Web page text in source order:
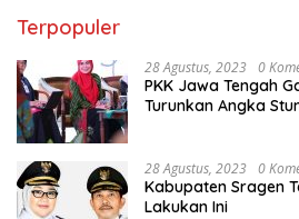
Terpopuler
28 Agustus, 2023 0
PKK Jawa Tengah
Turunkan Angka
28 Agustus, 2023 0
Kabupaten Sragen
Lakukan Ini